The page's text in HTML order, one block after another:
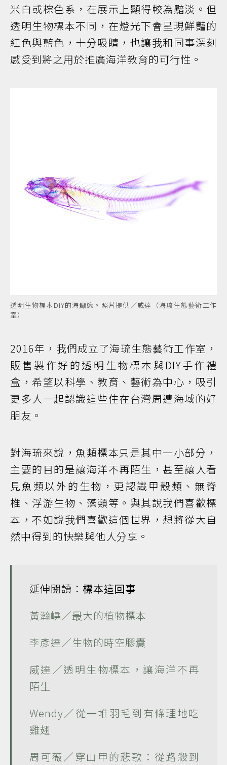
米白或棕色系，在展示上顯得較為黯淡。但
透明生物標本不同，在燈光下會呈現鮮豔的
紅色與藍色，十分吸睛，也讓我和同事深刻
感受到將之用於推廣海洋教育的可行性。
透明生物標本DIY的海鰗鰍。照片提供／威達（海琉生態藝術工作
室）
2016年，我們成立了海琉生態藝術工作室，
販售製作好的透明生物標本與DIY手作禮
盒，希望以科學、教育、藝術為中心，吸引
更多人一起認識這些住在台灣周遭海域的好
朋友。
對海琉來說，魚類標本只是其中一小部分，
主要的目的是讓海洋不再陌生，甚至讓人看
見魚類以外的生物，更認識甲殼類、無脊
椎、浮游生物、藻類等。與其說我們喜歡標
本，不如說我們喜歡這個世界，想將從大自
然中得到的快樂與他人分享。
延伸閱讀： 標本這回事
黃瀚嶢／最大的植物標本
李彥達／生物的時空膠囊
威達／透明生物標本，讓海洋不再
陌生
Wendy／從一堆羽毛到有條理地吃
雞翅
周可薇／穿山甲的悲歌：從路殺到